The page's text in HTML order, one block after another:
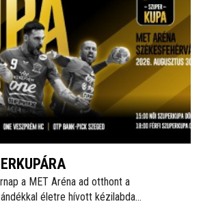
a MET Aréna ad otthont a
életre hívott kézilabda